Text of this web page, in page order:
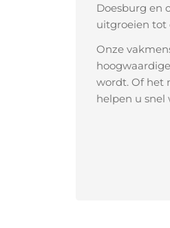
Doesburg en
uitgroeien tot
Onze
wordt. Of het
helpen u snel